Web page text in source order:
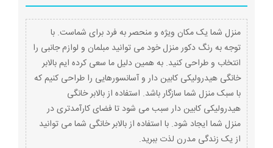
منزل شما یک مکان ویژه و منحصر به فرد برای شماست. با
توجه به رنگ دکور منزل خود می توانید مبلمان و لوازم جانبی را
انتخاب و طراحی کنید. به همین دلیل ما سعی کرده ایم بالابر
خانگی هیدرولیکی کابین دار و آسانسورهایی را طراحی کنیم که
با سبک منزل شما سازگار باشد. استفاده از بالابر خانگی
هیدرولیکی کابین دار سبب می شود تا فضای کارآمدتری در
منزل شما ایجاد شود. با استفاده از بالابر خانگی شما می توانید
از یک زندگی مدرن لذت ببرید.